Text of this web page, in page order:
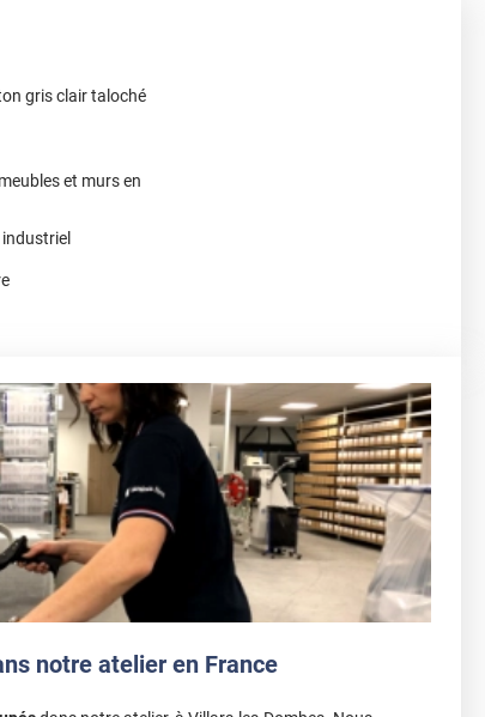
gris clair taloché
et murs en
notre atelier en France